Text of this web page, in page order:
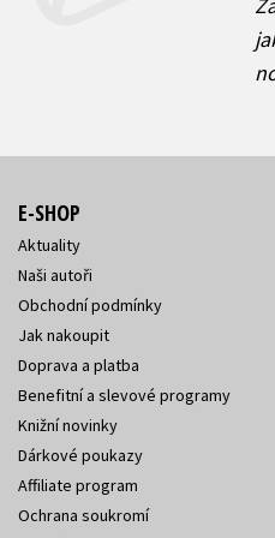
E-SHOP
Aktuality
Naši autoři
Obchodní podmínky
Jak nakoupit
Doprava a platba
Benefitní a slevové programy
Knižní novinky
Dárkové poukazy
Affiliate program
Ochrana soukromí